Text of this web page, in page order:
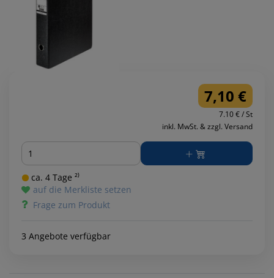
7,10 €
7.10 € / St
inkl. MwSt. & zzgl. Versand
Menge
ca. 4 Tage ²⁾
auf die Merkliste setzen
Frage zum Produkt
3 Angebote verfügbar